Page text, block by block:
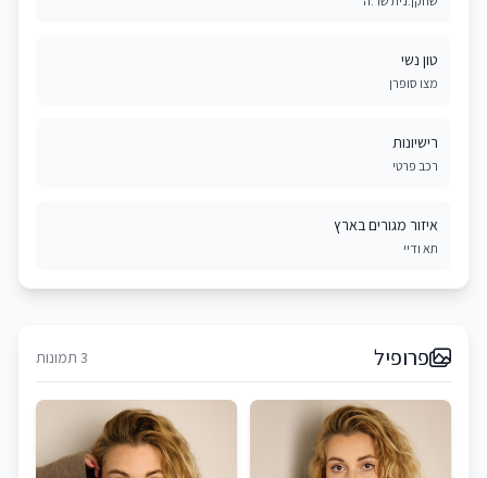
טון נשי
מצו סופרן
רישיונות
רכב פרטי
איזור מגורים בארץ
תא ודיי
פרופיל 3 תמונות